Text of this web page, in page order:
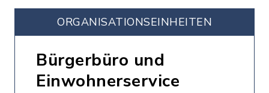
ORGANISATIONS­EINHEITEN
Bürgerbüro und
Einwohnerservice